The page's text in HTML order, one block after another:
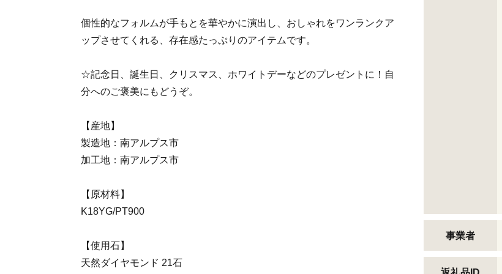
個性的なフォルムが手もとを華やかに演出し、おしゃれをワンランクア
ップさせてくれる、存在感たっぷりのアイテムです。
☆記念日、誕生日、クリスマス、ホワイトデーなどのプレゼントに！自
分へのご褒美にもどうぞ。
【産地】
製造地：南アルプス市
加工地：南アルプス市
【原材料】
K18YG/PT900
【使用石】
天然ダイヤモンド 21石
事業者